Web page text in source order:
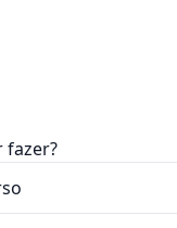
fazer?